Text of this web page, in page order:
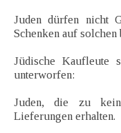
Juden dürfen nicht
Schenken auf solchen
Jüdische Kaufleute
unterworfen:
Juden, die zu
Lieferungen erhalten.